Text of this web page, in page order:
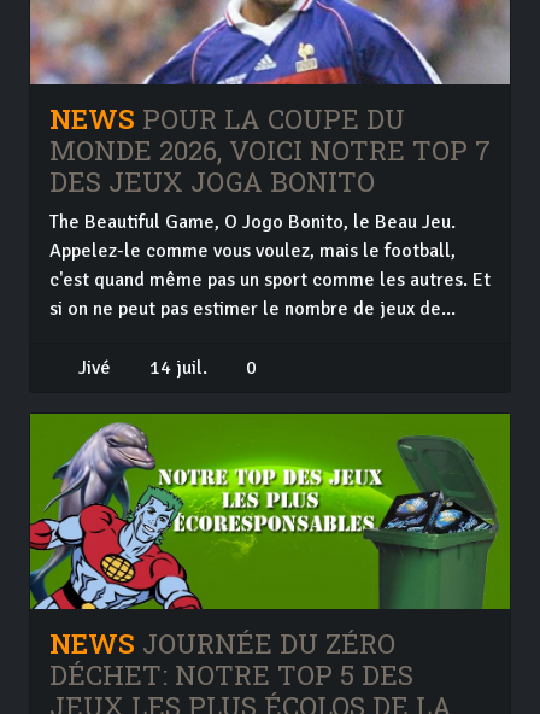
NEWS POUR LA COUPE DU
MONDE 2026, VOICI NOTRE TOP 7
DES JEUX JOGA BONITO
The Beautiful Game, O Jogo Bonito, le Beau Jeu.
Appelez-le comme vous voulez, mais le football,
c'est quand même pas un sport comme les autres. Et
si on ne peut pas estimer le nombre de jeux de...
Jivé 14 juil. 0
NEWS JOURNÉE DU ZÉRO
DÉCHET: NOTRE TOP 5 DES
JEUX LES PLUS ÉCOLOS DE LA